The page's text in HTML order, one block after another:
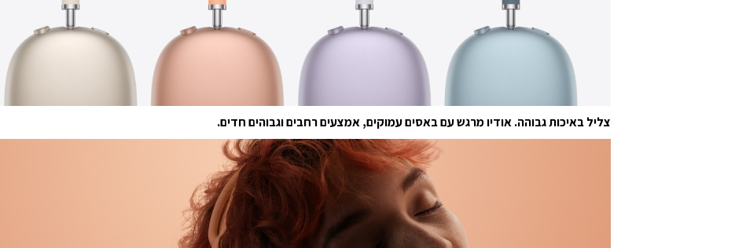
צליל באיכות גבוהה. אודיו מרגש עם באסים עמוקים, אמצעים רחבים וגבוהים חדים.